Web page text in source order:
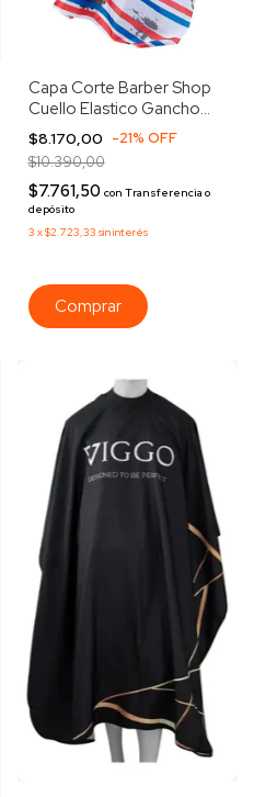
Capa Corte Barber Shop
Cuello Elastico Gancho
Barberia H126
$8.170,00 -21% OFF
$10.390,00
$7.761,50 con Transferencia o
depósito
3 x$2.723,33 sin interés
Comprar